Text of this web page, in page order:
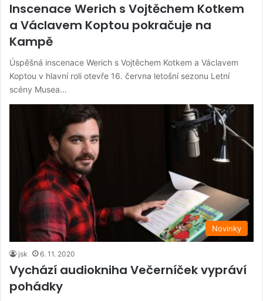
Inscenace Werich s Vojtěchem Kotkem
a Václavem Koptou pokračuje na
Kampě
Úspěšná inscenace Werich s Vojtěchem Kotkem a Václavem
Koptou v hlavní roli otevře 16. června letošní sezonu Letní
scény Musea…
Novinky
jsk 6. 11. 2020
Vychází audiokniha Večerníček vypráví
pohádky